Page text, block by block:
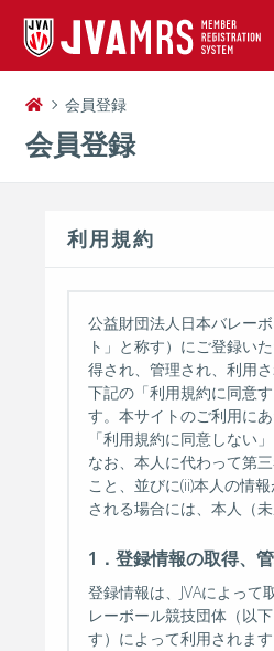
会員登録
会員登録
利用規約
公益財団法人日本バレー
ト」と称す）にご登録い
得され、管理され、利用さ
下記の「利用規約に同意
す。本サイトのご利用に
「利用規約に同意しない
なお、本人に代わって第
こと、並びに(ii)本人の情
される場合には、本人（
1．登録情報の取得、
登録情報は、JVAによっ
レーボール競技団体（以
す）によって利用されます